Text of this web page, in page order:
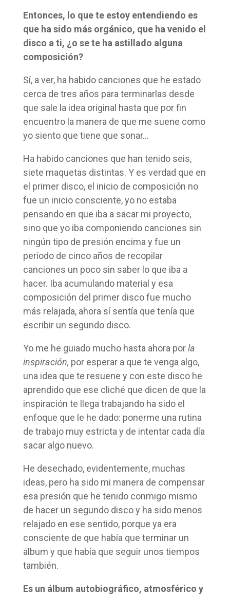
Entonces, lo que te estoy entendiendo es
que ha sido más orgánico, que ha venido el
disco a ti, ¿o se te ha astillado alguna
composición?
Sí, a ver, ha habido canciones que he estado
cerca de tres años para terminarlas desde
que sale la idea original hasta que por fin
encuentro la manera de que me suene como
yo siento que tiene que sonar…
Ha habido canciones que han tenido seis,
siete maquetas distintas. Y es verdad que en
el primer disco, el inicio de composición no
fue un inicio consciente, yo no estaba
pensando en que iba a sacar mi proyecto,
sino que yo iba componiendo canciones sin
ningún tipo de presión encima y fue un
período de cinco años de recopilar
canciones un poco sin saber lo que iba a
hacer. Iba acumulando material y esa
composición del primer disco fue mucho
más relajada, ahora sí sentía que tenía que
escribir un segundo disco.
Yo me he guiado mucho hasta ahora porla
inspiración, por esperar a que te venga algo,
una idea que te resuene y con este disco he
aprendido que ese cliché que dicen de que la
inspiración te llega trabajando ha sido el
enfoque que le he dado: ponerme una rutina
de trabajo muy estricta y de intentar cada día
sacar algo nuevo.
He desechado, evidentemente, muchas
ideas, pero ha sido mi manera de compensar
esa presión que he tenido conmigo mismo
de hacer un segundo disco y ha sido menos
relajado en ese sentido, porque ya era
consciente de que había que terminar un
álbum y que había que seguir unos tiempos
también.
Es un álbum autobiográfico, atmosférico y